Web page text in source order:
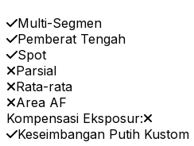
Multi-Segmen
Pemberat Tengah
Spot
Parsial
Rata-rata
Area AF
Kompensasi Eksposur:
Keseimbangan Putih Kustom